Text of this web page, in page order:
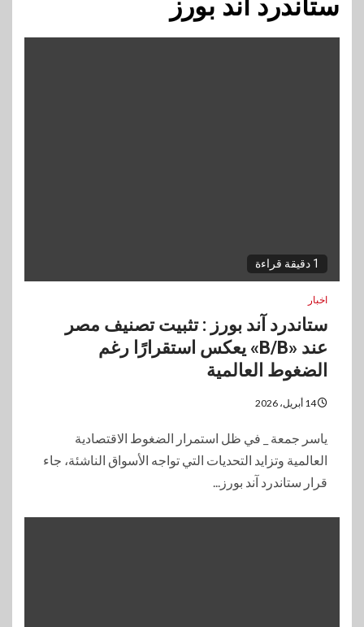
ستاندرد آند بورز
1 دقيقة قراءة
اخبار
ستاندرد آند بورز : تثبيت تصنيف مصر
عند «B/B» يعكس استقرارًا رغم
الضغوط العالمية
14 أبريل، 2026
ياسر جمعة _ في ظل استمرار الضغوط الاقتصادية
العالمية وتزايد التحديات التي تواجه الأسواق الناشئة، جاء
قرار ستاندرد آند بورز...